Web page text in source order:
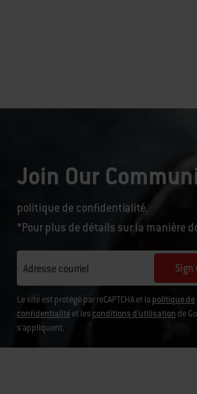
Join Our
politique de confidentialité.
*Pour plus de détails sur la manière
Adresse courriel Sign
Le site est protégé par reCAPTCHA et la politique de
confidentialitéet les conditions d'utilisation de
s'appliquent.